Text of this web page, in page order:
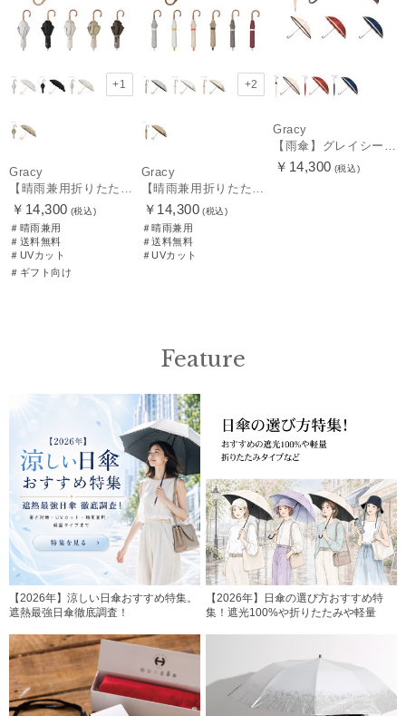
+1
Gracy
￥14,300 (税込)
＃晴雨兼用
＃送料無料
＃UVカット
＃ギフト向け
+2
Gracy
￥14,300 (税込)
＃晴雨兼用
＃送料無料
＃UVカット
Gracy
￥14,300 (税込)
Feature
【2026年】涼しい日傘おすすめ特集。
遮熱最強日傘徹底調査！
【2026年】日傘の選び方おすすめ特
集！遮光100%や折りたたみや軽量